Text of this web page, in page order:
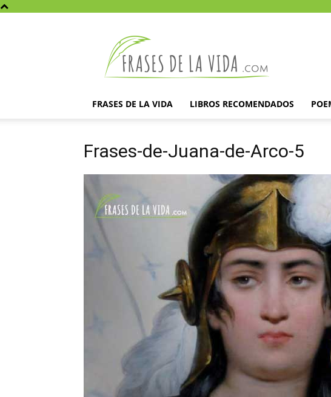
la
vida
FRASES DE LA VIDA LIBROS RECOMENDADOS
Frases-de-Juana-de-Arco-5